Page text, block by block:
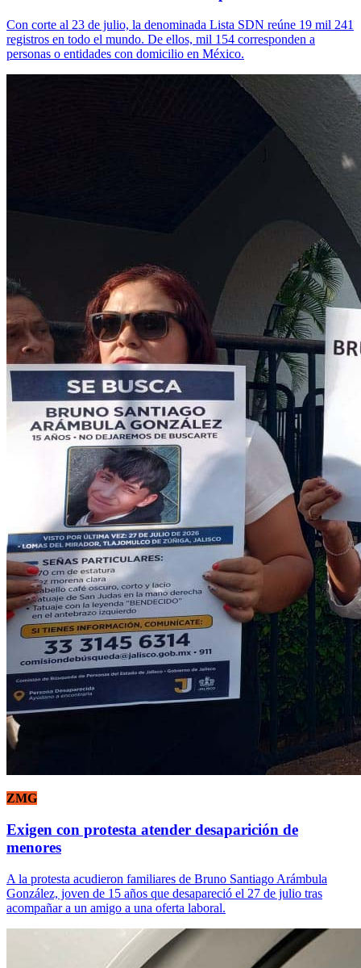
Con corte al 23 de julio, la denominada Lista SDN reúne 19 mil 241
registros en todo el mundo. De ellos, mil 154 corresponden a
personas o entidades con domicilio en México.
ZMG
Exigen con protesta atender desaparición de
menores
A la protesta acudieron familiares de Bruno Santiago Arámbula
González, joven de 15 años que desapareció el 27 de julio tras
acompañar a un amigo a una oferta laboral.